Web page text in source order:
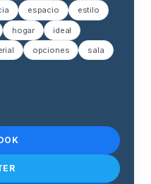
espacio estilo
hogar ideal
opciones sala